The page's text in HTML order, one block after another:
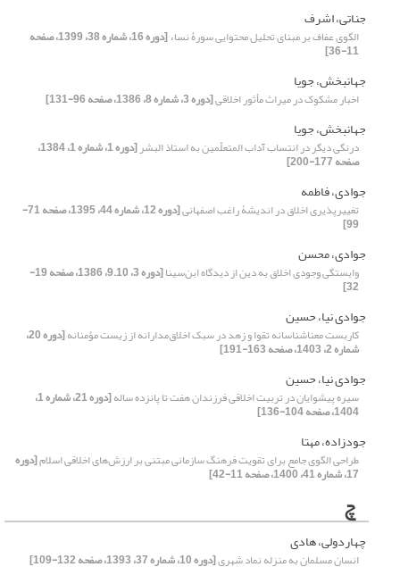
جناتی، اشرف
الگوی عفاف بر مبنای تحلیل محتوایی سورۀ نساء [دوره 16، شماره 38، 1399، صفحه
11-36]
جهانبخش، جویا
اخبار مشکوک در میراث مأثور اخلاقی[دوره 3، شماره 8، 1386، صفحه 96-131]
جهانبخش، جویا
درنگی دیگر در انتساب آداب المتعلّمین به استاذ البشر [دوره 1، شماره 1، 1384،
صفحه 177-200]
جوادی، فاطمه
تغییرپذیری اخلاق در اندیشۀ راغب اصفهانی [دوره 12، شماره 44، 1395، صفحه 71-
99]
جوادی، محسن
وابستگی وجودی اخلاق به دین از دیدگاه ابن‌‌سینا [دوره 3، 9.10، 1386، صفحه 19-
32]
جوادی نیا، حسین
کاربست معناشناسانه تقوا و زهد در سبک اخلاق‌مدارانه از زیست مؤمنانه [دوره 20،
شماره 2، 1403، صفحه 163-191]
جوادی نیا، حسین
سیره پیشوایان در تربیت اخلاقی فرزندان هفت تا پانزده ساله [دوره 21، شماره 1،
1404، صفحه 104-136]
جودزاده، مهتا
طراحی الگوی جامع برای تقویت فرهنگ ‌سازمانی مبتنی بر ارزش‌های اخلاقی اسلام[دوره
17، شماره 41، 1400، صفحه 11-42]
چ
چهاردولی، هادی
انسان مسلمان به منزله نماد شهری[دوره 10، شماره 37، 1393، صفحه 132-109]